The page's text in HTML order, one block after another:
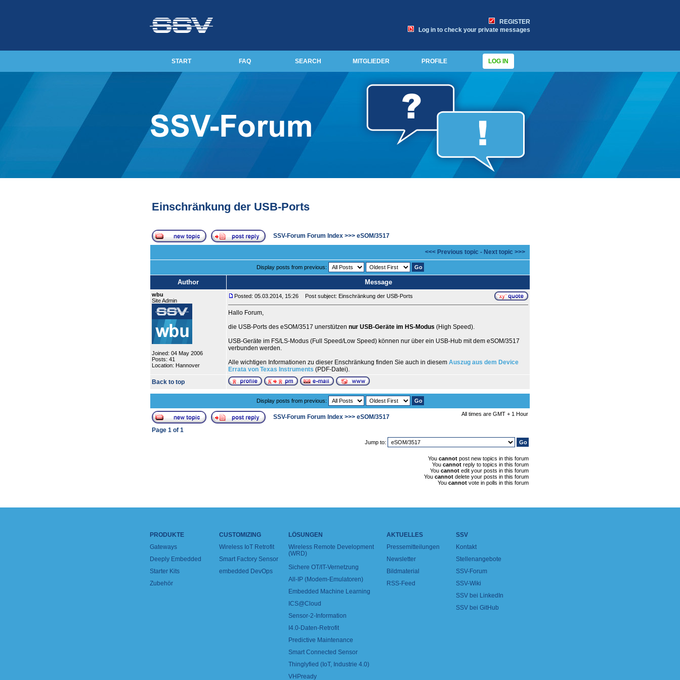
REGISTER
Log in to check your private messages
START FAQ SEARCH MITGLIEDER PROFILE LOG IN
Einschränkung der USB-Ports
SSV-Forum Forum Index >>> eSOM/3517
<<< Previous topic - Next topic >>>
Display posts from previous:
Author Message
wbu
Site Admin
Joined: 04 May 2006
Posts: 41
Location: Hannover
Posted: 05.03.2014, 15:26 Post subject: Einschränkung der USB-Ports
Hallo Forum,
die USB-Ports des eSOM/3517 unerstützen nur USB-Geräte im HS-Modus (High Speed).
USB-Geräte im FS/LS-Modus (Full Speed/Low Speed) können nur über ein USB-Hub mit dem eSOM/3517
verbunden werden.
Alle wichtigen Informationen zu dieser Enschränkung finden Sie auch in diesem Auszug aus dem Device
Errata von Texas Instruments (PDF-Datei).
Back to top
Display posts from previous:
SSV-Forum Forum Index >>> eSOM/3517 All times are GMT + 1 Hour
Page 1 of 1
Jump to:
You cannot post new topics in this forum
You cannot reply to topics in this forum
You cannot edit your posts in this forum
You cannot delete your posts in this forum
You cannot vote in polls in this forum
PRODUKTE
Gateways
Deeply Embedded
Starter Kits
Zubehör
CUSTOMIZING
Wireless IoT Retrofit
Smart Factory Sensor
embedded DevOps
LÖSUNGEN
Wireless Remote Development
(WRD)
Sichere OT/IT-Vernetzung
All-IP (Modem-Emulatoren)
Embedded Machine Learning
ICS@Cloud
Sensor-2-Information
I4.0-Daten-Retrofit
Predictive Maintenance
Smart Connected Sensor
Thinglyfied (IoT, Industrie 4.0)
VHPready
AKTUELLES
Pressemitteilungen
Newsletter
Bildmaterial
RSS-Feed
SSV
Kontakt
Stellenangebote
SSV-Forum
SSV-Wiki
SSV bei LinkedIn
SSV bei GitHub